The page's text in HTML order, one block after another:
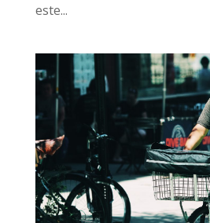
este...